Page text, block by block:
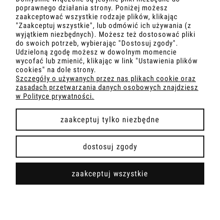
MOJE KONTO
O NAS
OBSŁUGA KLIENTA
internetowe-2024
poprawnego działania strony. Poniżej możesz
zaakceptować wszystkie rodzaje plików, klikając
"Zaakceptuj wszystkie", lub odmówić ich używania (z
wyjątkiem niezbędnych). Możesz też dostosować pliki
do swoich potrzeb, wybierając "Dostosuj zgody".
Udzieloną zgodę możesz w dowolnym momencie
wycofać lub zmienić, klikając w link "Ustawienia plików
cookies" na dole strony.
Szczegóły o używanych przez nas plikach cookie oraz
zasadach przetwarzania danych osobowych znajdziesz
w Polityce prywatności.
zaakceptuj tylko niezbędne
dostosuj zgody
zaakceptuj wszystkie